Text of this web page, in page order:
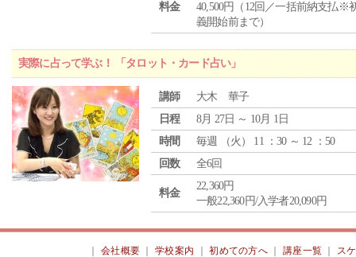
料金
40,500円（12回／一括前納支払※
義開始前まで）
実際に占って学ぶ！ 「タロット・カード占い」
講師
大木 華子
日程
8月 27日 ～ 10月 1日
時間
毎週 （火 ） 11 ：30 ～ 12 ：50
回数
全6回
料金
22,360円
一般22,360円/入学者20,090円
会社概要 ｜学校案内 ｜初めての方へ 講座一覧
ス